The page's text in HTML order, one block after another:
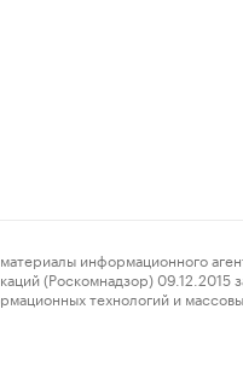
информационного
(Роскомнадзор)
технологий и